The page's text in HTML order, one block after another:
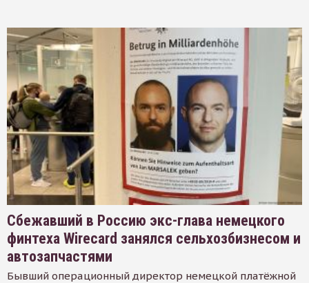
Сбежавший в Россию экс-глава немецкого
финтеха Wirecard занялся сельхозбизнесом и
автозапчастями
Бывший операционный директор немецкой платёжной